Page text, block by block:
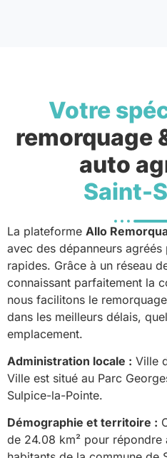
Votre
remorquage
auto
Saint-
La plateforme Allo
avec des dépanneurs
rapides. Grâce à un réseau
connaissant parfaitement la
nous facilitons le
dans les meilleurs délais,
emplacement.
Administration locale : Ville
Ville est situé au Parc
Sulpice-la-Pointe.
Démographie et territoire :
de 24.08 km² pour répondre